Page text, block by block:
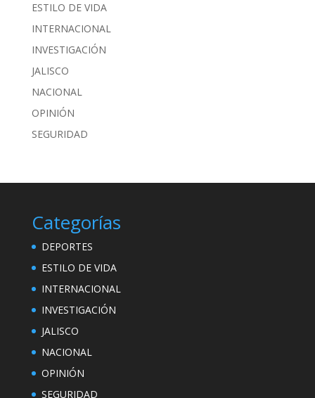
ESTILO DE VIDA
INTERNACIONAL
INVESTIGACIÓN
JALISCO
NACIONAL
OPINIÓN
SEGURIDAD
Categorías
DEPORTES
ESTILO DE VIDA
INTERNACIONAL
INVESTIGACIÓN
JALISCO
NACIONAL
OPINIÓN
SEGURIDAD